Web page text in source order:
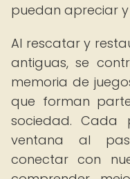
puedan apreciar
Al rescatar y
antiguas, se
memoria de
que forman
sociedad. Cada
ventana al
conectar con